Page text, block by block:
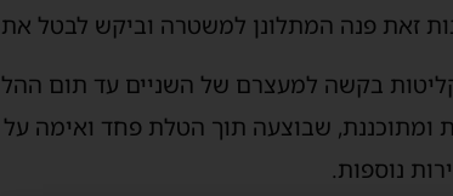
זאת פנה המתלונן למשטרה וביקש לבטל את
בקשה למעצרם של השניים עד תום
ומתוכננת, שבוצעה תוך הטלת פחד ואימה
נוספות.